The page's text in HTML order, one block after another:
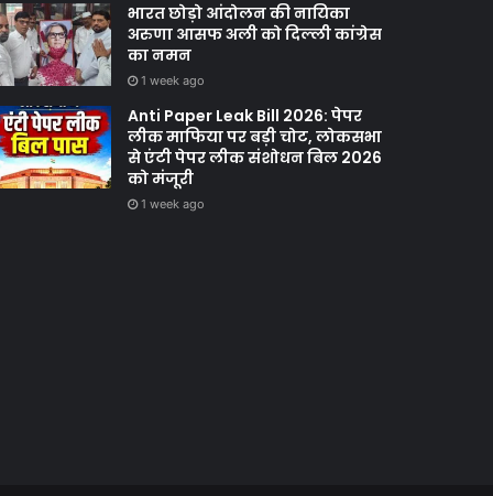
भारत छोड़ो आंदोलन की नायिका
अरुणा आसफ अली को दिल्ली कांग्रेस
का नमन
1 week ago
Anti Paper Leak Bill 2026: पेपर
लीक माफिया पर बड़ी चोट, लोकसभा
से एंटी पेपर लीक संशोधन बिल 2026
को मंजूरी
1 week ago